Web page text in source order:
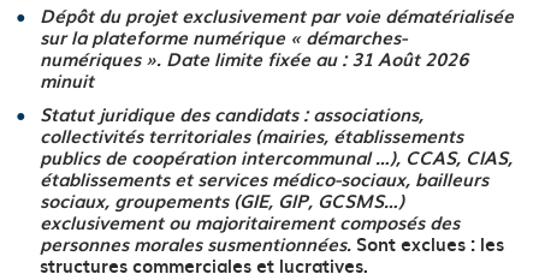
Dépôt du projet exclusivement par voie dématérialisée
sur la plateforme numérique « démarches-
numériques ». Date limite fixée au : 31 Août 2026
minuit
Statut juridique des candidats : associations,
collectivités territoriales (mairies, établissements
publics de coopération intercommunal …), CCAS, CIAS,
établissements et services médico-sociaux, bailleurs
sociaux, groupements (GIE, GIP, GCSMS…)
exclusivement ou majoritairement composés des
personnes morales susmentionnées. Sont exclues : les
structures commerciales et lucratives.